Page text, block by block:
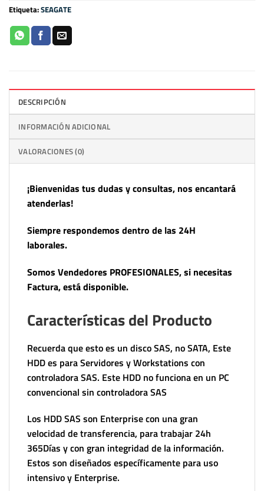
Etiqueta:SEAGATE
DESCRIPCIÓN
INFORMACIÓN ADICIONAL
VALORACIONES (0)
¡Bienvenidas tus dudas y consultas, nos encantará
atenderlas!
Siempre respondemos dentro de las 24H
laborales.
Somos Vendedores PROFESIONALES, si necesitas
Factura, está disponible.
Características del Producto
Recuerda que esto es un disco SAS, no SATA, Este
HDD es para Servidores y Workstations con
controladora SAS. Este HDD no funciona en un PC
convencional sin controladora SAS
Los HDD SAS son Enterprise con una gran
velocidad de transferencia, para trabajar 24h
365Días y con gran integridad de la información.
Estos son diseñados específicamente para uso
intensivo y Enterprise.